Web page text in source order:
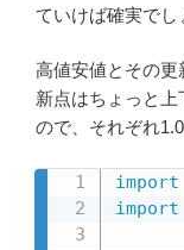
ていけば確実でし
高値安値とその
新点はちょっと
ので、それぞれ
import
import